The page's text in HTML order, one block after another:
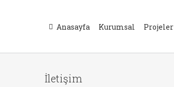
Anasayfa Kurumsal Projeler
İletişim